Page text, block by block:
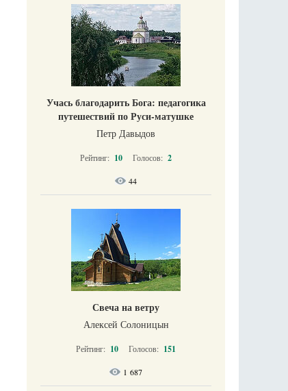
Учась благодарить Бога: педагогика
путешествий по Руси-матушке
Петр Давыдов
Рейтинг: 10 Голосов: 2
44
Свеча на ветру
Алексей Солоницын
Рейтинг: 10 Голосов: 151
1 687